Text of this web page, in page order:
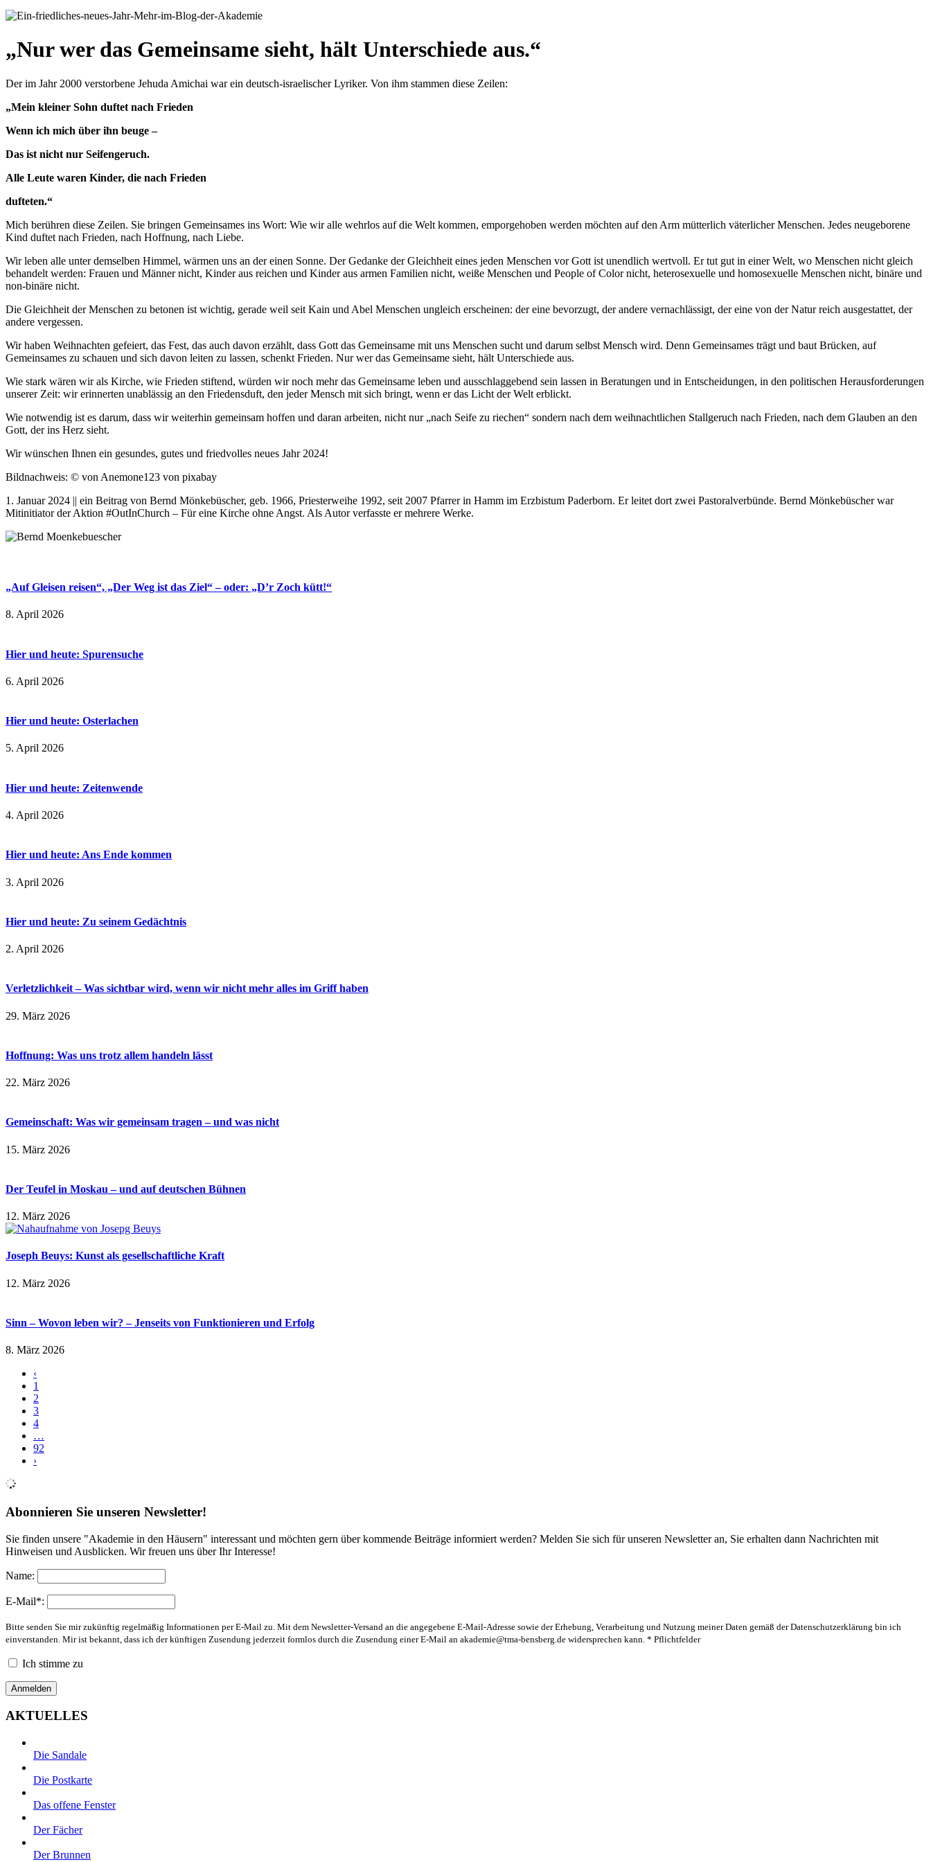
„Nur wer das Gemeinsame sieht, hält Unterschiede aus.“
Der im Jahr 2000 verstorbene Jehuda Amichai war ein deutsch-israelischer Lyriker. Von ihm stammen diese Zeilen:
„Mein kleiner Sohn duftet nach Frieden
Wenn ich mich über ihn beuge –
Das ist nicht nur Seifengeruch.
Alle Leute waren Kinder, die nach Frieden
dufteten.“
Mich berühren diese Zeilen. Sie bringen Gemeinsames ins Wort: Wie wir alle wehrlos auf die Welt kommen, emporgehoben werden möchten auf den Arm mütterlich väterlicher Menschen. Jedes neugeborene
Kind duftet nach Frieden, nach Hoffnung, nach Liebe.
Wir leben alle unter demselben Himmel, wärmen uns an der einen Sonne. Der Gedanke der Gleichheit eines jeden Menschen vor Gott ist unendlich wertvoll. Er tut gut in einer Welt, wo Menschen nicht gleich
behandelt werden: Frauen und Männer nicht, Kinder aus reichen und Kinder aus armen Familien nicht, weiße Menschen und People of Color nicht, heterosexuelle und homosexuelle Menschen nicht, binäre und
non-binäre nicht.
Die Gleichheit der Menschen zu betonen ist wichtig, gerade weil seit Kain und Abel Menschen ungleich erscheinen: der eine bevorzugt, der andere vernachlässigt, der eine von der Natur reich ausgestattet, der
andere vergessen.
Wir haben Weihnachten gefeiert, das Fest, das auch davon erzählt, dass Gott das Gemeinsame mit uns Menschen sucht und darum selbst Mensch wird. Denn Gemeinsames trägt und baut Brücken, auf
Gemeinsames zu schauen und sich davon leiten zu lassen, schenkt Frieden. Nur wer das Gemeinsame sieht, hält Unterschiede aus.
Wie stark wären wir als Kirche, wie Frieden stiftend, würden wir noch mehr das Gemeinsame leben und ausschlaggebend sein lassen in Beratungen und in Entscheidungen, in den politischen Herausforderungen
unserer Zeit: wir erinnerten unablässig an den Friedensduft, den jeder Mensch mit sich bringt, wenn er das Licht der Welt erblickt.
Wie notwendig ist es darum, dass wir weiterhin gemeinsam hoffen und daran arbeiten, nicht nur „nach Seife zu riechen“ sondern nach dem weihnachtlichen Stallgeruch nach Frieden, nach dem Glauben an den
Gott, der ins Herz sieht.
Wir wünschen Ihnen ein gesundes, gutes und friedvolles neues Jahr 2024!
Bildnachweis: © von Anemone123 von pixabay
1. Januar 2024 || ein Beitrag von Bernd Mönkebüscher, geb. 1966, Priesterweihe 1992, seit 2007 Pfarrer in Hamm im Erzbistum Paderborn. Er leitet dort zwei Pastoralverbünde. Bernd Mönkebüscher war
Mitinitiator der Aktion #OutInChurch – Für eine Kirche ohne Angst. Als Autor verfasste er mehrere Werke.
„Auf Gleisen reisen“, „Der Weg ist das Ziel“ – oder: „D’r Zoch kütt!“
8. April 2026
Hier und heute: Spurensuche
6. April 2026
Hier und heute: Osterlachen
5. April 2026
Hier und heute: Zeitenwende
4. April 2026
Hier und heute: Ans Ende kommen
3. April 2026
Hier und heute: Zu seinem Gedächtnis
2. April 2026
Verletzlichkeit – Was sichtbar wird, wenn wir nicht mehr alles im Griff haben
29. März 2026
Hoffnung: Was uns trotz allem handeln lässt
22. März 2026
Gemeinschaft: Was wir gemeinsam tragen – und was nicht
15. März 2026
Der Teufel in Moskau – und auf deutschen Bühnen
12. März 2026
Joseph Beuys: Kunst als gesellschaftliche Kraft
12. März 2026
Sinn – Wovon leben wir? – Jenseits von Funktionieren und Erfolg
8. März 2026
‹
1
2
3
4
…
92
›
Abonnieren Sie unseren Newsletter!
Sie finden unsere "Akademie in den Häusern" interessant und möchten gern über kommende Beiträge informiert werden? Melden Sie sich für unseren Newsletter an, Sie erhalten dann Nachrichten mit
Hinweisen und Ausblicken. Wir freuen uns über Ihr Interesse!
Name:
E-Mail*:
Bitte senden Sie mir zukünftig regelmäßig Informationen per E-Mail zu. Mit dem Newsletter-Versand an die angegebene E-Mail-Adresse sowie der Erhebung, Verarbeitung und Nutzung meiner Daten gemäß der Datenschutzerklärung bin ich
einverstanden. Mir ist bekannt, dass ich der künftigen Zusendung jederzeit formlos durch die Zusendung einer E-Mail an akademie@tma-bensberg.de widersprechen kann. * Pflichtfelder
Ich stimme zu
AKTUELLES
Die Sandale
Die Postkarte
Das offene Fenster
Der Fächer
Der Brunnen